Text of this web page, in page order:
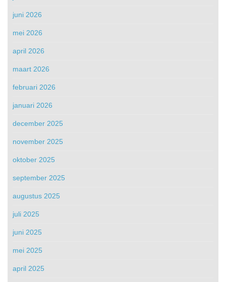
juni 2026
mei 2026
april 2026
maart 2026
februari 2026
januari 2026
december 2025
november 2025
oktober 2025
september 2025
augustus 2025
juli 2025
juni 2025
mei 2025
april 2025